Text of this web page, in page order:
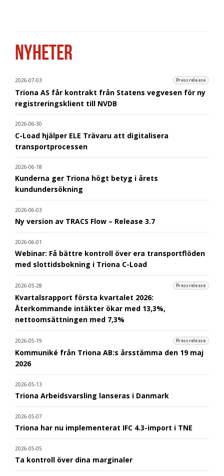
NYHETER
2026-07-03 Pressrelease
Triona AS får kontrakt från Statens vegvesen för ny
registreringsklient till NVDB
2026-06-30
C-Load hjälper ELE Trävaru att digitalisera
transportprocessen
2026-06-18
Kunderna ger Triona högt betyg i årets
kundundersökning
2026-06-03
Ny version av TRACS Flow – Release 3.7
2026-06-01
Webinar: Få bättre kontroll över era transportflöden
med slottidsbokning i Triona C-Load
2026-05-28 Pressrelease
Kvartalsrapport första kvartalet 2026:
Återkommande intäkter ökar med 13,3%,
nettoomsättningen med 7,3%
2026-05-19 Pressrelease
Kommuniké från Triona AB:s årsstämma den 19 maj
2026
2026-05-13
Triona Arbeidsvarsling lanseras i Danmark
2026-05-07
Triona har nu implementerat IFC 4.3-import i TNE
2026-05-05
Ta kontroll över dina marginaler